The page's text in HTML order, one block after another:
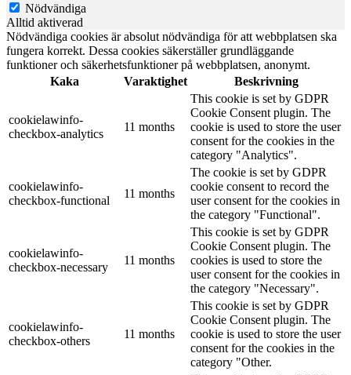
Nödvändiga
Alltid aktiverad
Nödvändiga cookies är absolut nödvändiga för att webbplatsen ska
fungera korrekt. Dessa cookies säkerställer grundläggande
funktioner och säkerhetsfunktioner på webbplatsen, anonymt.
Kaka
Varaktighet Beskrivning
cookielawinfo-
checkbox-analytics
11 months
This cookie is set by GDPR
Cookie Consent plugin. The
cookie is used to store the user
consent for the cookies in the
category "Analytics".
cookielawinfo-
checkbox-functional
11 months
The cookie is set by GDPR
cookie consent to record the
user consent for the cookies in
the category "Functional".
cookielawinfo-
checkbox-necessary
11 months
This cookie is set by GDPR
Cookie Consent plugin. The
cookies is used to store the
user consent for the cookies in
the category "Necessary".
cookielawinfo-
checkbox-others
11 months
This cookie is set by GDPR
Cookie Consent plugin. The
cookie is used to store the user
consent for the cookies in the
category "Other.